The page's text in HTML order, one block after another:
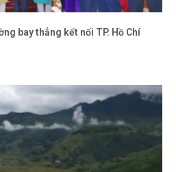
bay thẳng kết nối TP. Hồ Chí